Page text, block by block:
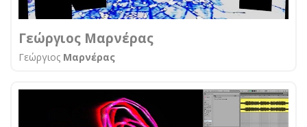
Γεώργιος Μαρνέρας
Γεώργιος Μαρνέρας